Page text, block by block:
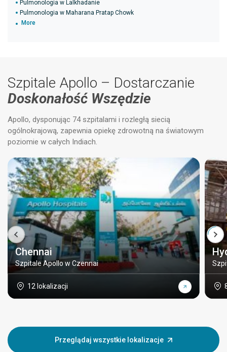
Pulmonologia w Lalkhadanie
Pulmonologia w Maharana Pratap Chowk
More
Szpitale Apollo – Dostarczanie
Doskonałość Wszędzie
Apollo, dysponując 74 szpitalami i rozległą siecią
ogólnokrajową, zapewnia opiekę zdrowotną na światowym
poziomie w całych Indiach.
Chennai
Szpitale Apollo w Czennai
12 lokalizacji
Przeglądaj wszystkie lokalizacje